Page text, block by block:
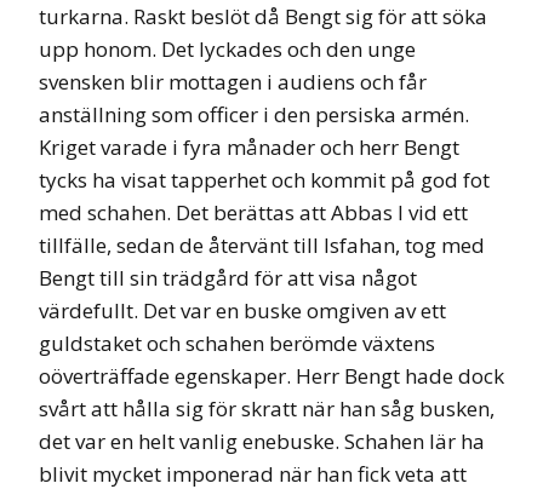
turkarna. Raskt beslöt då Bengt sig för att söka
upp honom. Det lyckades och den unge
svensken blir mottagen i audiens och får
anställning som officer i den persiska armén.
Kriget varade i fyra månader och herr Bengt
tycks ha visat tapperhet och kommit på god fot
med schahen. Det berättas att Abbas I vid ett
tillfälle, sedan de återvänt till Isfahan, tog med
Bengt till sin trädgård för att visa något
värdefullt. Det var en buske omgiven av ett
guldstaket och schahen berömde växtens
oöverträffade egenskaper. Herr Bengt hade dock
svårt att hålla sig för skratt när han såg busken,
det var en helt vanlig enebuske. Schahen lär ha
blivit mycket imponerad när han fick veta att